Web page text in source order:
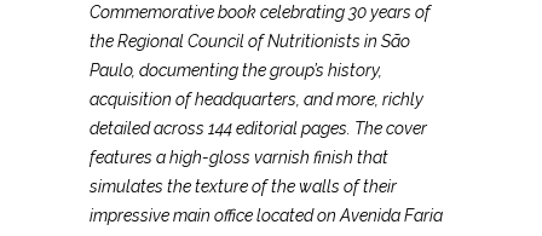
Commemorative book celebrating 30 years of
the Regional Council of Nutritionists in São
Paulo, documenting the group’s history,
acquisition of headquarters, and more, richly
detailed across 144 editorial pages. The cover
features a high-gloss varnish finish that
simulates the texture of the walls of their
impressive main office located on Avenida Faria